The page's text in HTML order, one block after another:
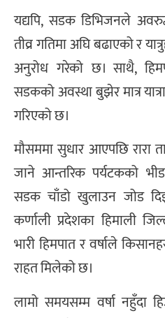
यद्यपि, सडक डिभिजनले
तीव्र गतिमा अघि बढाएको र
अनुरोध गरेको छ। साथै,
सडकको अवस्था बुझेर मात्र
गरिएको छ।
मौसममा सुधार आएपछि रारा
जाने आन्तरिक पर्यटकको
सडक चाँडो खुलाउन जोड
कर्णाली प्रदेशका हिमाली
भारी हिमपात र वर्षाले
राहत मिलेको छ।
लामो समयसम्म वर्षा नहुँदा